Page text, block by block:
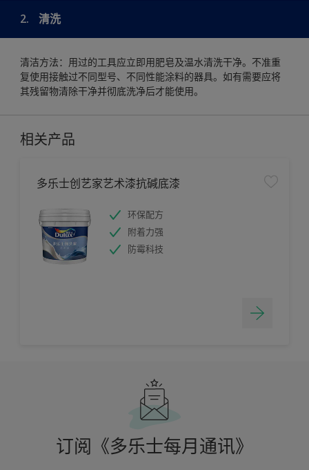
2. 清洗
清洁方法：用过的工具应立即用肥皂及温水清洗干净。不准重
复使用接触过不同型号、不同性能涂料的器具。如有需要应将
其残留物清除干净并彻底洗净后才能使用。
相关产品
多乐士创艺家艺术漆抗碱底漆
环保配方
附着力强
防霉科技
订阅《多乐士每月通讯》